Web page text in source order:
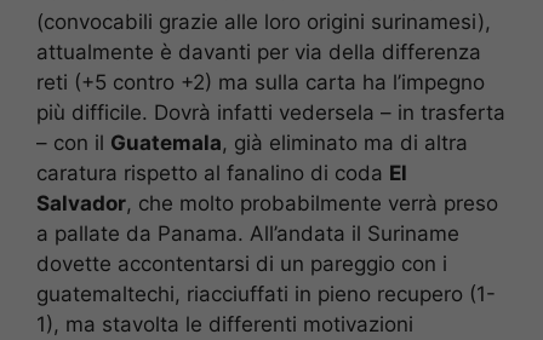
(convocabili grazie alle loro origini surinamesi),
attualmente è davanti per via della differenza
reti (+5 contro +2) ma sulla carta ha l’impegno
più difficile. Dovrà infatti vedersela – in trasferta
– con il Guatemala, già eliminato ma di altra
caratura rispetto al fanalino di coda El
Salvador, che molto probabilmente verrà preso
a pallate da Panama. All’andata il Suriname
dovette accontentarsi di un pareggio con i
guatemaltechi, riacciuffati in pieno recupero (1-
1), ma stavolta le differenti motivazioni